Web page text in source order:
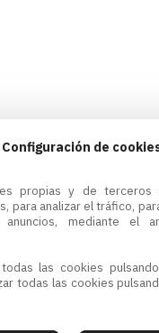
Configuración de
propias y de terceros
para analizar el tráfico,
mediante el
las cookies
todas las cookies